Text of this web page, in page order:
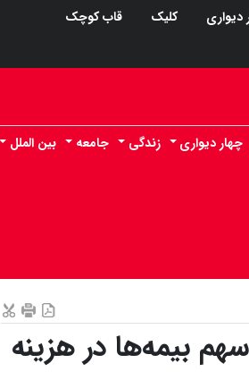
دیواری کلیک
قاب کوچک
چهار دیواری زندگی جامعه بین الملل
بیمه‌ها در هزینه